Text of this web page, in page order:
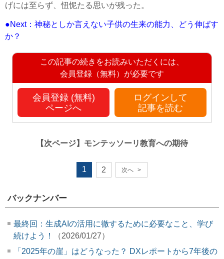
げには至らず、忸怩たる思いが残った。
●Next：神秘としか言えない子供の生来の能力、どう伸ばす
か？
この記事の続きをお読みいただくには、
会員登録（無料）が必要です
会員登録 (無料)
ページへ
ログインして
記事を読む
【次ページ】 モンテッソーリ教育への期待
1 2 次へ >
バックナンバー
最終回：生成AIの活用に徹するために必要なこと、学び
続けよう！
（2026/01/27）
「2025年の崖」はどうなった？ DXレポートから7年後の